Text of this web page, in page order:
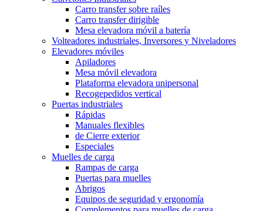
Carro transfer sobre raíles
Carro transfer dirigible
Mesa elevadora móvil a batería
Volteadores industriales, Inversores y Niveladores
Elevadores móviles
Apiladores
Mesa móvil elevadora
Plataforma elevadora unipersonal
Recogepedidos vertical
Puertas industriales
Rápidas
Manuales flexibles
de Cierre exterior
Especiales
Muelles de carga
Rampas de carga
Puertas para muelles
Abrigos
Equipos de seguridad y ergonomía